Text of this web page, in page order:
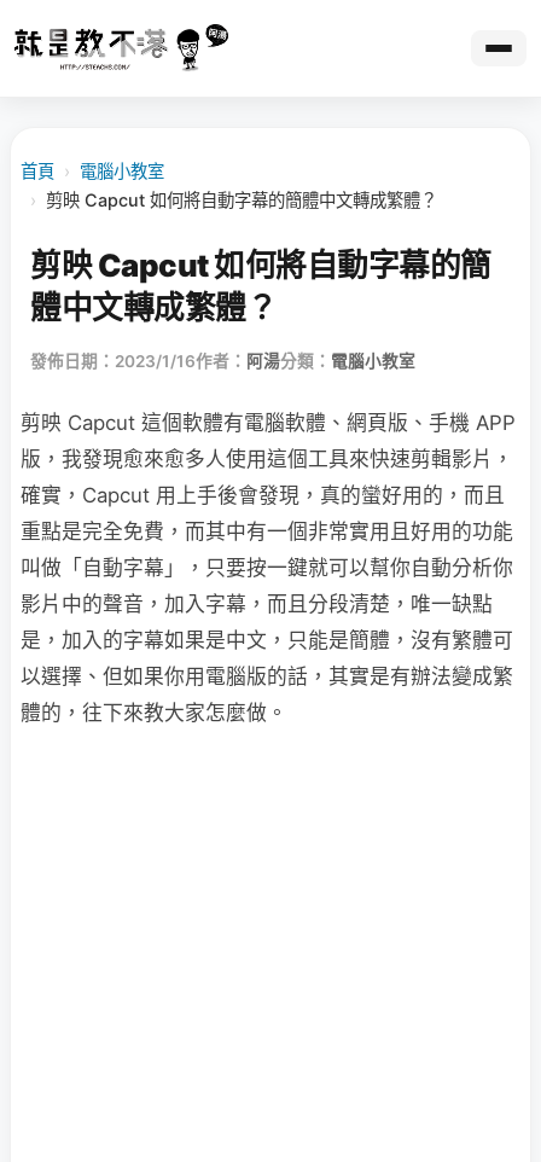
首頁 › 電腦小教室
› 剪映 Capcut 如何將自動字幕的簡體中文轉成繁體？
剪映 Capcut 如何將自動字幕的簡
體中文轉成繁體？
發佈日期：2023/1/16作者： 阿湯分類： 電腦小教室
剪映 Capcut 這個軟體有電腦軟體、網頁版、手機 APP
版，我發現愈來愈多人使用這個工具來快速剪輯影片，
確實，Capcut 用上手後會發現，真的蠻好用的，而且
重點是完全免費，而其中有一個非常實用且好用的功能
叫做「自動字幕」，只要按一鍵就可以幫你自動分析你
影片中的聲音，加入字幕，而且分段清楚，唯一缺點
是，加入的字幕如果是中文，只能是簡體，沒有繁體可
以選擇、但如果你用電腦版的話，其實是有辦法變成繁
體的，往下來教大家怎麼做。